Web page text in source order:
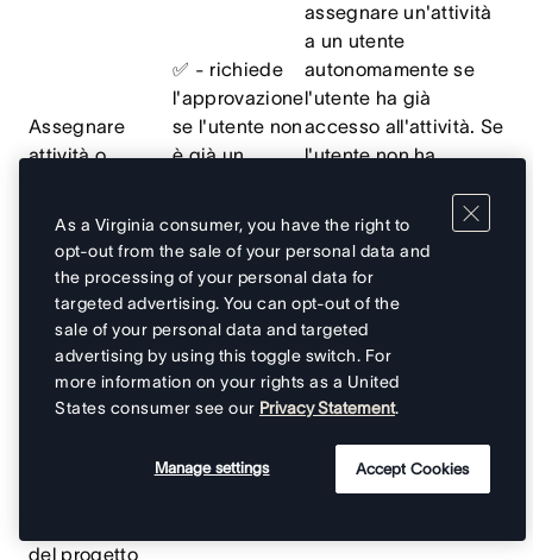
Assegnare
attività o
✅ - richiede
l'approvazione
se l'utente non
è già un
incaricato
dell'attività
assegnare un'attività
a un utente
autonomamente se
l'utente ha già
accesso all'attività. Se
l'utente non ha
chiederà
l'approvazione
all'utente che sta
eseguendo
l'operazione.
del valore di un
del progetto
As a Virginia consumer, you have the right to
opt-out from the sale of your personal data and
the processing of your personal data for
targeted advertising. You can opt-out of the
sale of your personal data and targeted
advertising by using this toggle switch. For
more information on your rights as a United
States consumer see our Privacy Statement.
Manage settings Accept Cookies